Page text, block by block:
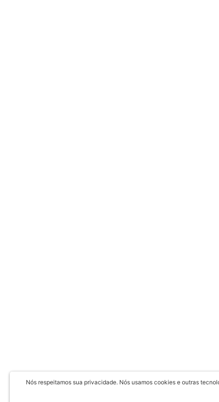
Nós respeitamos sua privacidade. Nós usamos cookies e outras